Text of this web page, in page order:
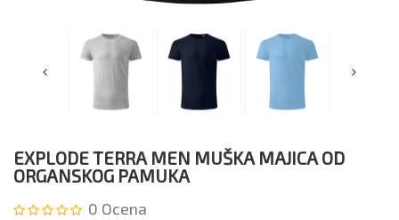
EXPLODE TERRA MEN MUŠKA MAJICA OD
ORGANSKOG PAMUKA
0 Ocena